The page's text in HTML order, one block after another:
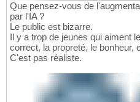
Que pensez-vous de
par l'IA ?
Le public est bizarre.
Il y a trop de jeunes qui aiment
correct, la propreté, le bonheur,
C'est pas réaliste.